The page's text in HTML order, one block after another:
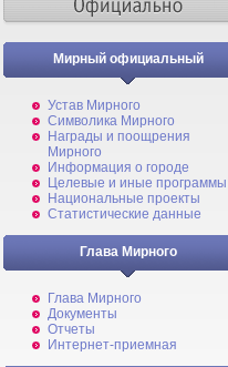
Мирный официальный
Устав Мирного
Символика Мирного
Награды и поощрения
Мирного
Информация о городе
Целевые и иные программы
Национальные проекты
Статистические данные
Глава Мирного
Глава Мирного
Документы
Отчеты
Интернет-приемная